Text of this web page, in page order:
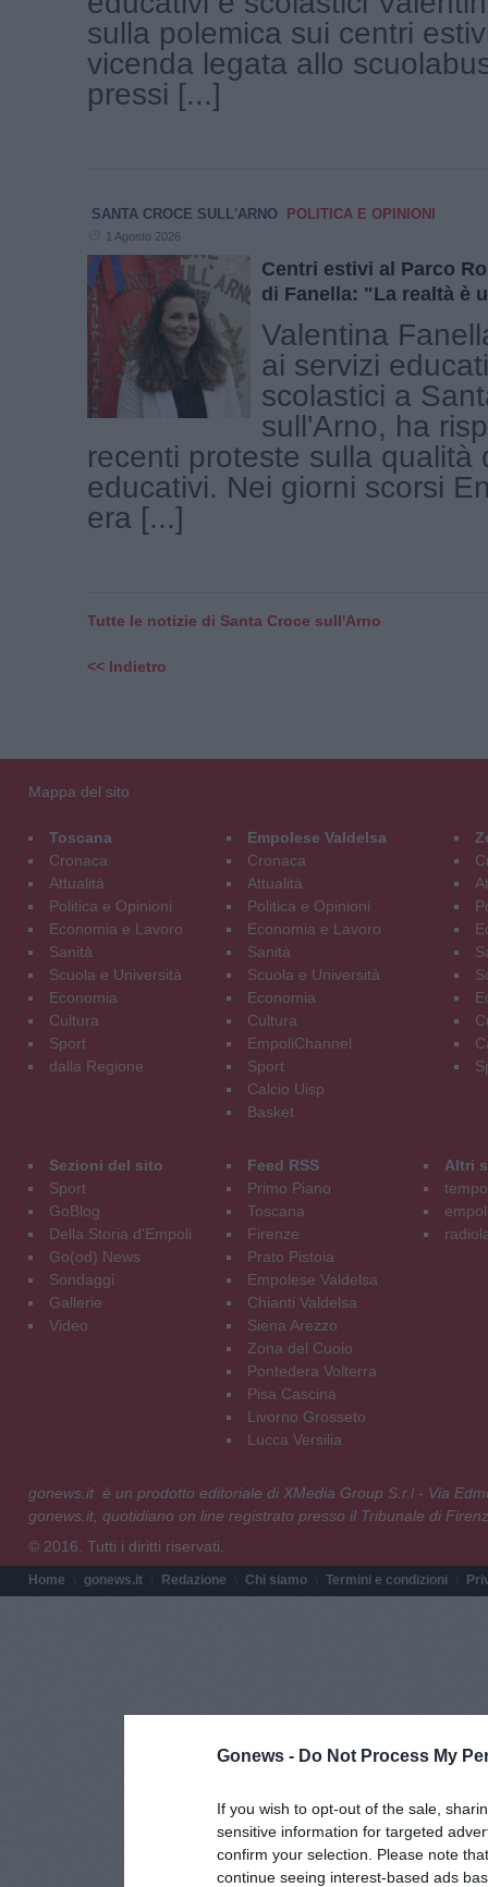
Gonews - Do Not Process My
If you wish to opt-out of the sale,
sensitive information for targeted
confirm your selection. Please note
continue seeing interest-based ads
sulla polemica sui centri
vicenda legata allo
pressi [...]
SANTA CROCE SULL'ARNO POLITICA E OPINIONI
1 Agosto 2026
Centri estivi al Parco
di Fanella: "La realtà è
Valentina
ai servizi
scolastici a
sull'Arno, ha
recenti proteste sulla qualità
educativi. Nei giorni scorsi
era [...]
Tutte le notizie di Santa Croce sull'Arno
<< Indietro
Mappa del sito
Toscana
Cronaca
Attualità
Politica e Opinioni
Economia e Lavoro
Sanità
Scuola e Università
Economia
Cultura
Sport
dalla Regione
Empolese Valdelsa
Cronaca
Attualità
Politica e Opinioni
Economia e Lavoro
Sanità
Scuola e Università
Economia
Cultura
EmpoliChannel
Sport
Calcio Uisp
Basket
Sezioni del sito
Sport
GoBlog
Della Storia d'Empoli
Go(od) News
Sondaggi
Gallerie
Video
Feed RSS
Primo Piano
Toscana
Firenze
Prato Pistoia
Empolese Valdelsa
Chianti Valdelsa
Siena Arezzo
Zona del Cuoio
Pontedera Volterra
Pisa Cascina
Livorno Grosseto
Lucca Versilia
Altri
gonews.it è un prodotto editoriale di XMedia Group S.r.l - Via
gonews.it, quotidiano on line registrato presso il Tribunale di
© 2016. Tutti i diritti riservati.
Home gonews.it Redazione Chi siamo Termini e condizioni